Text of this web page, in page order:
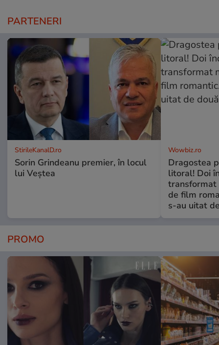
PARTENERI
StirileKanalD.ro
Sorin Grindeanu premier, în locul
lui Veștea
Wowbiz.ro
Dragostea
litoral! Doi
transformat
de film
s-au uitat
PROMO